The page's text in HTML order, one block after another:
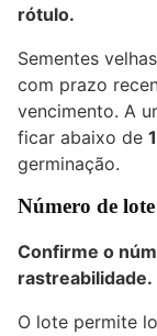
rótulo.
Sementes
com prazo
vencimento. A
ficar abaixo de
germinação.
Número de
Confirme o
rastreabilidade.
O lote permite